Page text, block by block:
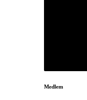
Medlem